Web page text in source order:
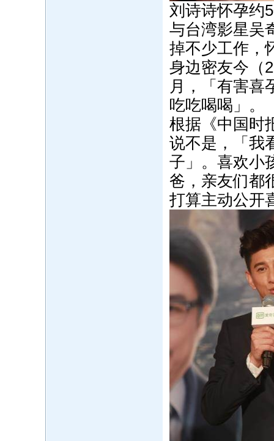
刘诗诗怀孕约
与台湾影星吴
掉不少工作，
身边密友今（
月，「有害喜
吃吃喝喝」。
根据《中国时
说不是，「我
子」。喜欢小
爸，亲友们都
打算主动公开